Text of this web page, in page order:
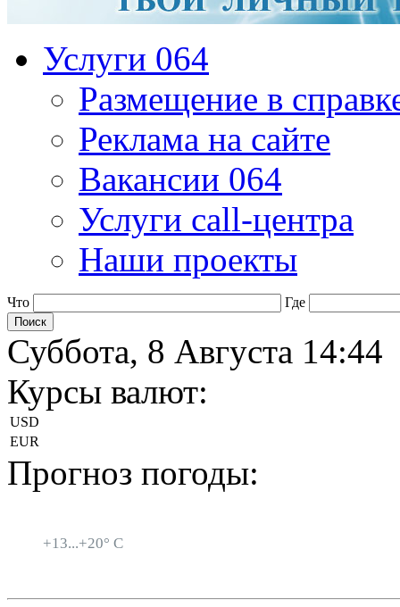
Услуги 064
Размещение в
Реклама на сайте
Вакансии 064
Услуги call-центра
Наши проекты
Что Где
Суббота, 8 Августа 14:44
Курсы валют:
USD
EUR
Прогноз погоды:
+13...+20° C